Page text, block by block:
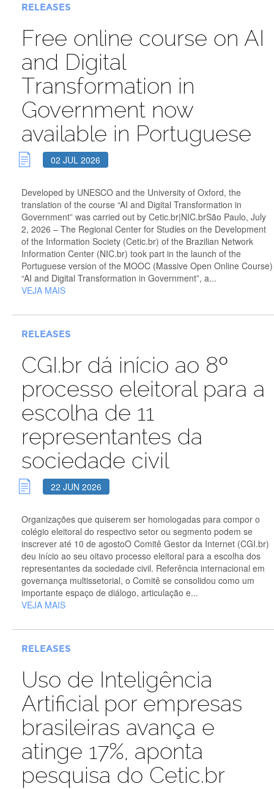
RELEASES
Free online course on AI
and Digital
Transformation in
Government now
available in Portuguese
02 JUL 2026
Developed by UNESCO and the University of Oxford, the
translation of the course “AI and Digital Transformation in
Government” was carried out by Cetic.br|NIC.brSão Paulo, July
2, 2026 – The Regional Center for Studies on the Development
of the Information Society (Cetic.br) of the Brazilian Network
Information Center (NIC.br) took part in the launch of the
Portuguese version of the MOOC (Massive Open Online Course)
“AI and Digital Transformation in Government”, a...
VEJA MAIS
RELEASES
CGI.br dá início ao 8º
processo eleitoral para a
escolha de 11
representantes da
sociedade civil
22 JUN 2026
Organizações que quiserem ser homologadas para compor o
colégio eleitoral do respectivo setor ou segmento podem se
inscrever até 10 de agostoO Comitê Gestor da Internet (CGI.br)
deu início ao seu oitavo processo eleitoral para a escolha dos
representantes da sociedade civil. Referência internacional em
governança multissetorial, o Comitê se consolidou como um
importante espaço de diálogo, articulação e...
VEJA MAIS
RELEASES
Uso de Inteligência
Artificial por empresas
brasileiras avança e
atinge 17%, aponta
pesquisa do Cetic.br